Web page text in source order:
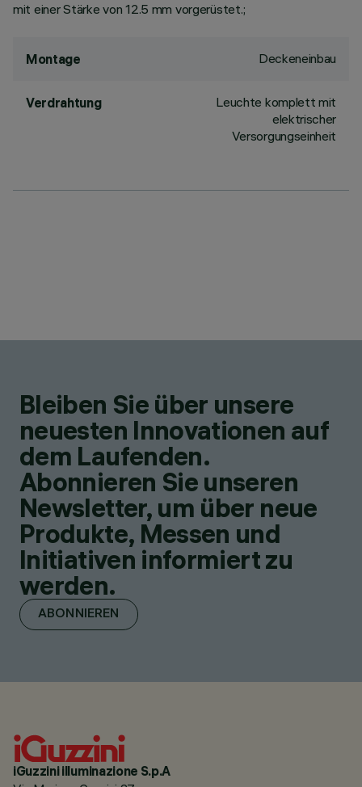
mit einer Stärke von 12.5 mm vorgerüstet.;
Montage Deckeneinbau
Verdrahtung
Leuchte komplett mit
elektrischer
Versorgungseinheit
Bleiben Sie über unsere
neuesten Innovationen auf
dem Laufenden.
Abonnieren Sie unseren
Newsletter, um über neue
Produkte, Messen und
Initiativen informiert zu
werden.
ABONNIEREN
iGuzzini illuminazione S.p.A